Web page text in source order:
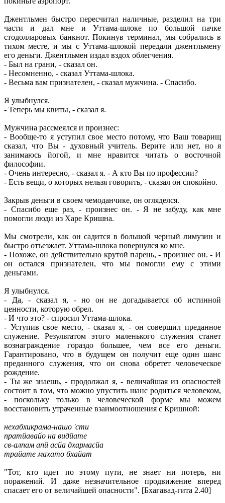
Джентльмен быстро пересчитал наличные, разделил на три
части и дал мне и Уттама-шлоке по большой пачке
стодолларовых банкнот. Покинув терминал, мы собрались в
тихом месте, и мы с Уттама-шлокой передали джентльмену
его деньги. Джентльмен издал вздох облегчения.
- Был на грани, - сказал он.
- Несомненно, - сказал Уттама-шлока.
- Весьма вам признателен, - сказал мужчина. - Спасибо.
Я улыбнулся.
- Теперь мы квиты, - сказал я.
Мужчина рассмеялся и произнес:
- Вообще-то я уступил свое место потому, что Ваш товарищ
сказал, что Вы - духовный учитель. Верите или нет, но я
занимаюсь йогой, и мне нравится читать о восточной
философии.
- Очень интересно, - сказал я. - А кто Вы по профессии?
- Есть вещи, о которых нельзя говорить, - сказал он спокойно.
Закрыв деньги в своем чемоданчике, он огляделся.
- Спасибо еще раз, - произнес он. - Я не забуду, как мне
помогли люди из Харе Кришна.
Мы смотрели, как он садится в большой черный лимузин и
быстро отъезжает. Уттама-шлока повернулся ко мне.
- Похоже, он действительно крутой парень, - произнес он. - И
он остался признателен, что мы помогли ему с этими
деньгами.
Я улыбнулся.
- Да, - сказал я, - но он не догадывается об истинной
ценности, которую обрел.
- И что это? - спросил Уттама-шлока.
- Уступив свое место, - сказал я, - он совершил преданное
служение. Результатом этого маленького служения станет
вознаграждение гораздо большее, чем все его деньги.
Гарантировано, что в будущем он получит еще один шанс
преданного служения, что он снова обретет человеческое
рождение.
- Ты же знаешь, - продолжал я, - величайшая из опасностей
состоит в том, что можно упустить шанс родиться человеком,
- поскольку только в человеческой форме мы можем
восстановить утраченные взаимоотношения с Кришной:
нехабхикрама-нашо 'сти
пратйавайо на видйате
св-алпам апй асйа дхармасйа
трайате махато бхайат
"Тот, кто идет по этому пути, не знает ни потерь, ни
поражений. И даже незначительное продвижение вперед
спасает его от величайшей опасности". [Бхагавад-гита 2.40]